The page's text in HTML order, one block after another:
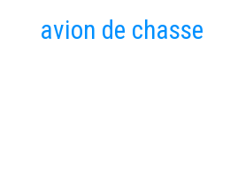
avion de chasse